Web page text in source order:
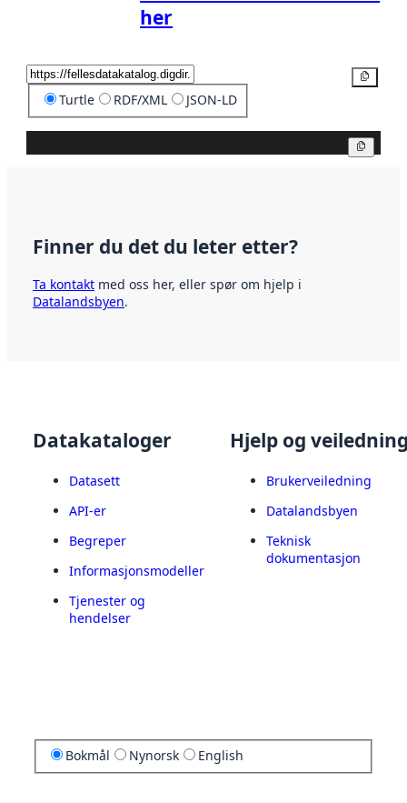
her
Turtle RDF/XML JSON-LD
Finner du det du leter etter?
Ta kontakt med oss her, eller spør om hjelp i
Datalandsbyen.
Datakataloger
Datasett
API-er
Begreper
Informasjonsmodeller
Tjenester og
hendelser
Hjelp og
Brukerveiledning
Datalandsbyen
Teknisk
dokumentasjon
Bokmål Nynorsk English